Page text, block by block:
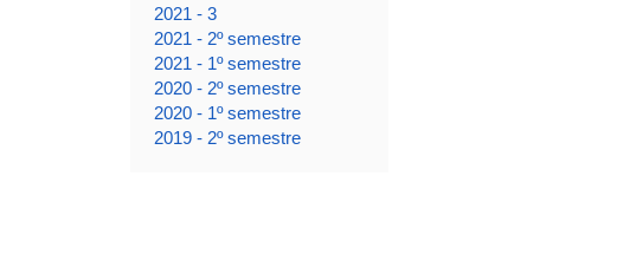
2021 - 3
2021 - 2º semestre
2021 - 1º semestre
2020 - 2º semestre
2020 - 1º semestre
2019 - 2º semestre